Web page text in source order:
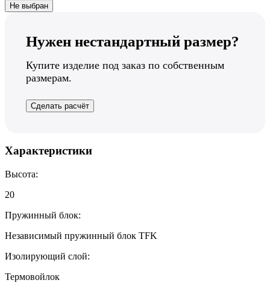
Не выбран
Нужен нестандартный размер?
Купите изделие под заказ по собственным
размерам.
Сделать расчёт
Характеристики
Высота:
20
Пружинный блок:
Независимый пружинный блок TFK
Изолирующий слой:
Термовойлок